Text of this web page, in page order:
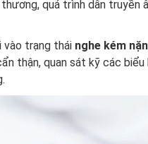
quá trình dẫn truyền
vào trạng thái nghe kém
thận, quan sát kỹ các biểu